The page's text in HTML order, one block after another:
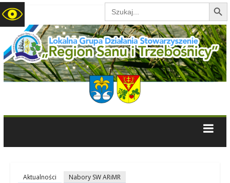
Search
for:
LGD
Aktualności Nabory SW ARiMR